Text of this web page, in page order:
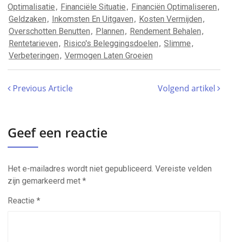
Optimalisatie, Financiële Situatie, Financiën Optimaliseren,
Geldzaken, Inkomsten En Uitgaven, Kosten Vermijden,
Overschotten Benutten, Plannen, Rendement Behalen,
Rentetarieven, Risico's Beleggingsdoelen, Slimme,
Verbeteringen, Vermogen Laten Groeien
Previous Article Volgend artikel
Geef een reactie
Het e-mailadres wordt niet gepubliceerd. Vereiste velden
zijn gemarkeerd met *
Reactie *